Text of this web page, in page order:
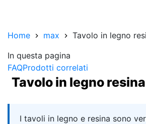
Home max
Tavolo in legno
In questa pagina
FAQProdotti correlati
Tavolo in legno resina
Quick answer
I tavoli in legno e resina sono